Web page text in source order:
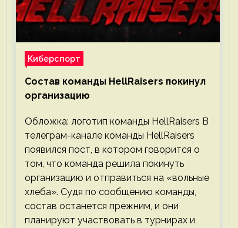
Киберспорт
Состав команды HellRaisers покинул
организацию
Обложка: логотип команды HellRaisers В
телеграм-канале команды HellRaisers
появился пост, в котором говорится о
том, что команда решила покинуть
организацию и отправиться на «вольные
хлеба». Судя по сообщению команды,
состав останется прежним, и они
планируют участвовать в турнирах и